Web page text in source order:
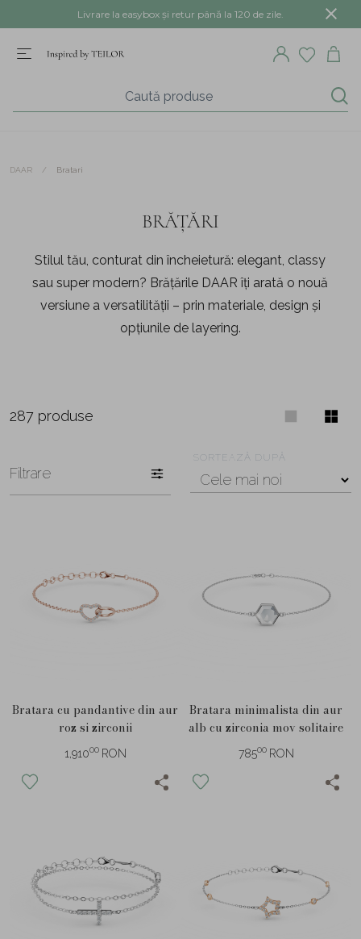
Livrare la easybox și retur până la 120 de zile.
DAAR / Bratari
BRĂȚĂRI
Stilul tău, conturat din încheietură: elegant, classy
sau super modern? Brățările DAAR îți arată o nouă
versiune a versatilității – prin materiale, design și
opțiunile de layering.
287 produse
Filtrare
SORTEAZĂ DUPĂ
Bratara cu pandantive din aur
roz si zirconii
1,91000 RON
Bratara minimalista din aur
alb cu zirconia mov solitaire
78500 RON